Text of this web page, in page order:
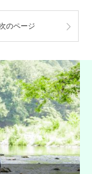
次のページ